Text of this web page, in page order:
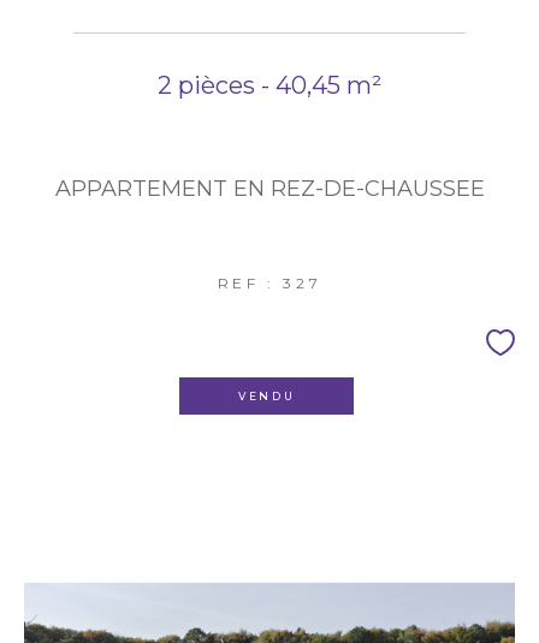
2 pièces - 40,45 m²
APPARTEMENT EN REZ-DE-CHAUSSEE
REF : 327
VENDU